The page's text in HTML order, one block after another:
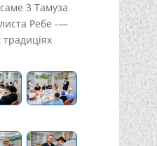
3 Тамуза
Ребе -—